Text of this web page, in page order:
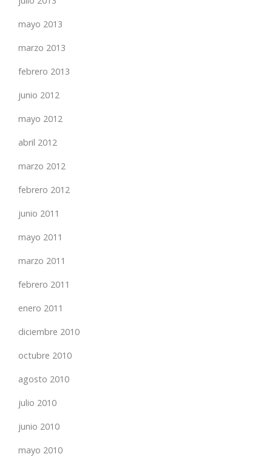
mayo 2013
marzo 2013
febrero 2013
junio 2012
mayo 2012
abril 2012
marzo 2012
febrero 2012
junio 2011
mayo 2011
marzo 2011
febrero 2011
enero 2011
diciembre 2010
octubre 2010
agosto 2010
julio 2010
junio 2010
mayo 2010